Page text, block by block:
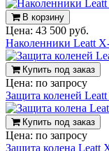
В корзину
Цена: 43 500 руб.
Наколенники Leatt
Купить под заказ
Цена: по запросу
Защита коленей
Купить под заказ
Цена: по запросу
Защита колена Leatt